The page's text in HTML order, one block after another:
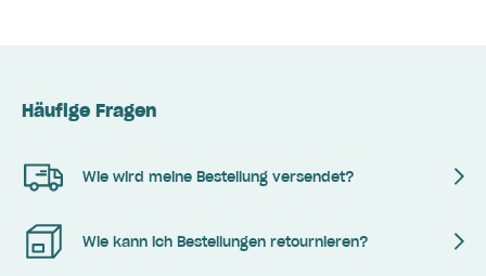
Häufige Fragen
Wie wird meine Bestellung versendet?
Wie kann ich Bestellungen retournieren?